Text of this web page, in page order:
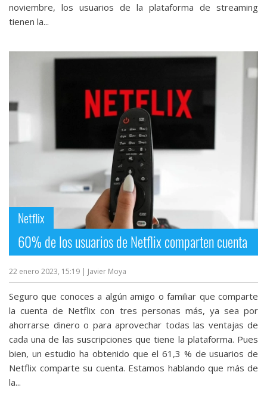
noviembre, los usuarios de la plataforma de streaming
tienen la...
Netflix
60% de los usuarios de Netflix comparten cuenta
22 enero 2023, 15:19 | Javier Moya
Seguro que conoces a algún amigo o familiar que comparte
la cuenta de Netflix con tres personas más, ya sea por
ahorrarse dinero o para aprovechar todas las ventajas de
cada una de las suscripciones que tiene la plataforma. Pues
bien, un estudio ha obtenido que el 61,3 % de usuarios de
Netflix comparte su cuenta. Estamos hablando que más de
la...